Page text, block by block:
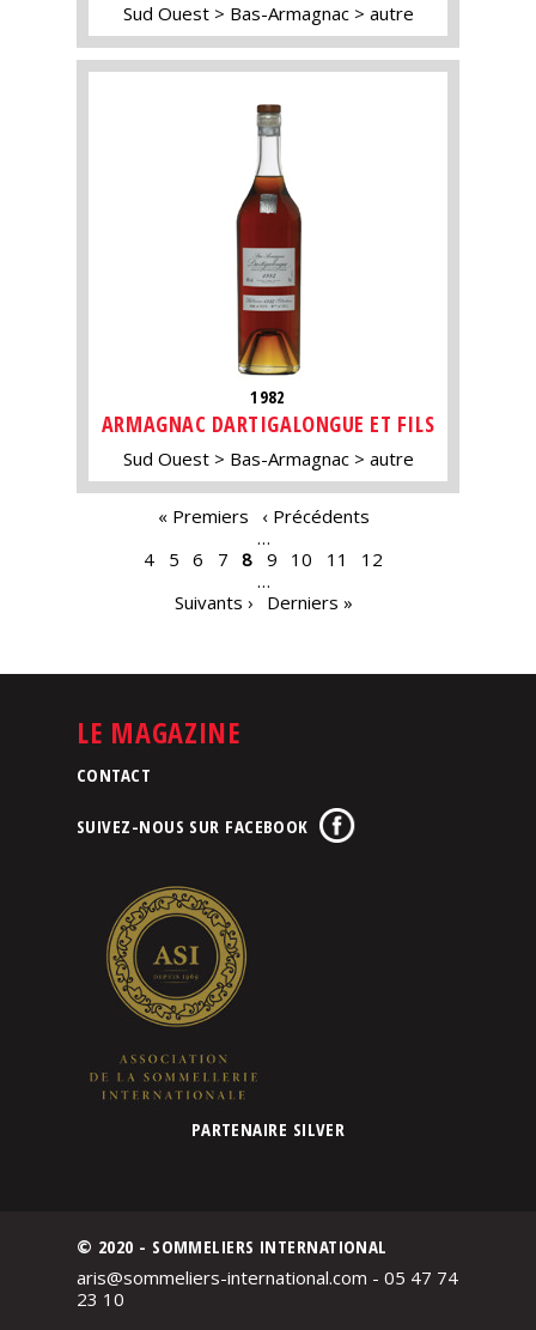
Sud Ouest Bas-Armagnac autre
1982
ARMAGNAC DARTIGALONGUE ET FILS
Sud Ouest Bas-Armagnac autre
« Premiers
‹ Précédents
…
4
5 6 7 8 9 10 11
12
…
Suivants ›
Derniers »
LE MAGAZINE
CONTACT
SUIVEZ-NOUS SUR FACEBOOK
PARTENAIRE SILVER
© 2020 - SOMMELIERS INTERNATIONAL
aris@sommeliers-international.com - 05 47 74
23 10